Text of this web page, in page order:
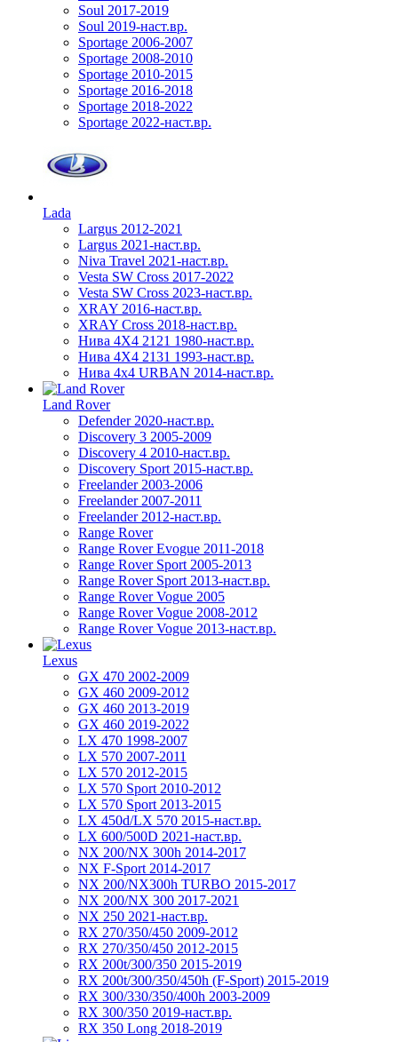
Soul 2017-2019
Soul 2019-наст.вр.
Sportage 2006-2007
Sportage 2008-2010
Sportage 2010-2015
Sportage 2016-2018
Sportage 2018-2022
Sportage 2022-наст.вр.
Lada
Largus 2012-2021
Largus 2021-наст.вр.
Niva Travel 2021-наст.вр.
Vesta SW Cross 2017-2022
Vesta SW Cross 2023-наст.вр.
XRAY 2016-наст.вр.
XRAY Cross 2018-наст.вр.
Нива 4X4 2121 1980-наст.вр.
Нива 4X4 2131 1993-наст.вр.
Нива 4х4 URBAN 2014-наст.вр.
Land Rover
Defender 2020-наст.вр.
Discovery 3 2005-2009
Discovery 4 2010-наст.вр.
Discovery Sport 2015-наст.вр.
Freelander 2003-2006
Freelander 2007-2011
Freelander 2012-наст.вр.
Range Rover
Range Rover Evogue 2011-2018
Range Rover Sport 2005-2013
Range Rover Sport 2013-наст.вр.
Range Rover Vogue 2005
Range Rover Vogue 2008-2012
Range Rover Vogue 2013-наст.вр.
Lexus
GX 470 2002-2009
GX 460 2009-2012
GX 460 2013-2019
GX 460 2019-2022
LX 470 1998-2007
LX 570 2007-2011
LX 570 2012-2015
LX 570 Sport 2010-2012
LX 570 Sport 2013-2015
LX 450d/LX 570 2015-наст.вр.
LX 600/500D 2021-наст.вр.
NX 200/NX 300h 2014-2017
NX F-Sport 2014-2017
NX 200/NX300h TURBO 2015-2017
NX 200/NX 300 2017-2021
NX 250 2021-наст.вр.
RX 270/350/450 2009-2012
RX 270/350/450 2012-2015
RX 200t/300/350 2015-2019
RX 200t/300/350/450h (F-Sport) 2015-2019
RX 300/330/350/400h 2003-2009
RX 300/350 2019-наст.вр.
RX 350 Long 2018-2019